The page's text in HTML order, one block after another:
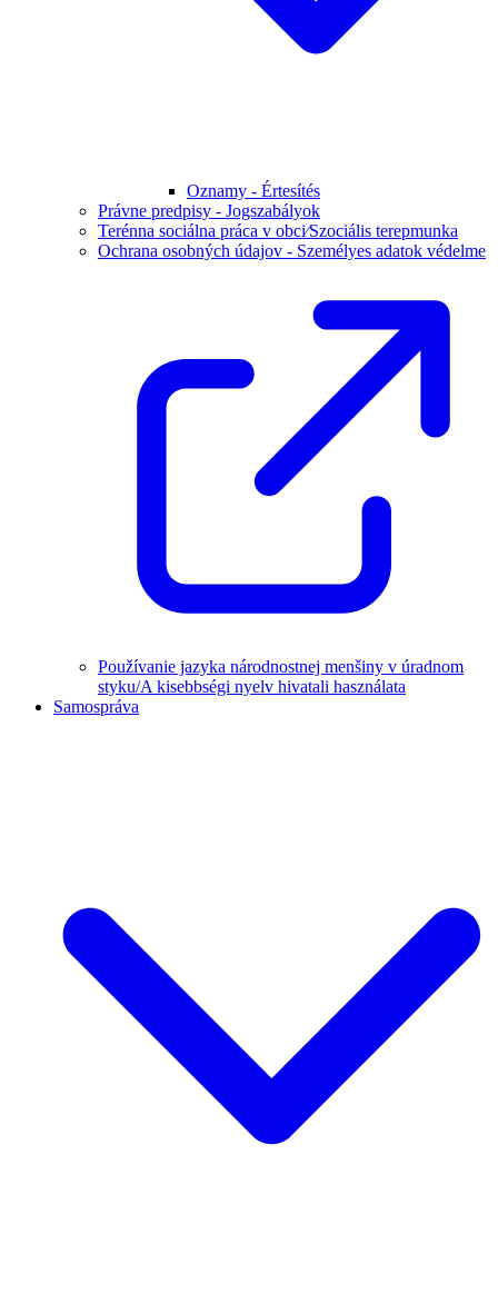
Oznamy - Értesítés
Právne predpisy - Jogszabályok
Terénna sociálna práca v obci⁄Szociális terepmunka
Ochrana osobných údajov - Személyes adatok védelme
Používanie jazyka národnostnej menšiny v úradnom
styku/A kisebbségi nyelv hivatali használata
Samospráva